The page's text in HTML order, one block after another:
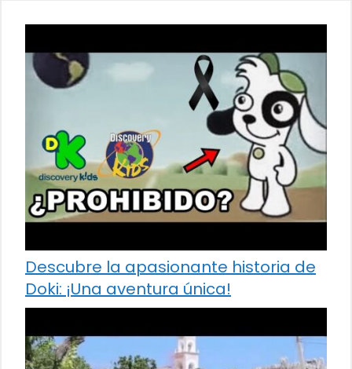
Descubre la apasionante historia de
Doki: ¡Una aventura única!